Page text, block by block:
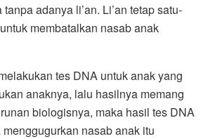
adanya li’an. Li’an tetap satu-
membatalkan nasab anak
tes DNA untuk anak yang
anaknya, lalu hasilnya memang
biologisnya, maka hasil tes DNA
nasab anak itu